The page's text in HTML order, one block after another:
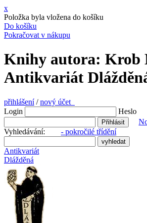
x
Položka byla vložena do košíku
Do košíku
Pokračovat v nákupu
Knihy autora: Krob
Antikvariát
přihlášení/nový účet
Login
Heslo
Vyhledávání: - pokročilé třídění
Antikvariát
Dlážděná